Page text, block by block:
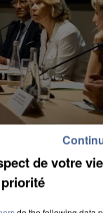
DE-FRANCE
LES...
de votre